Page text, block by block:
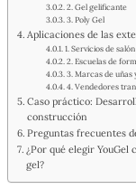
2. Gel gelificante
3. Poly Gel
Aplicaciones de las
1. Servicios de
2. Escuelas de
3. Marcas de uñas
4. Vendedores
Caso práctico:
construcción
Preguntas frecuentes
¿Por qué elegir
gel?